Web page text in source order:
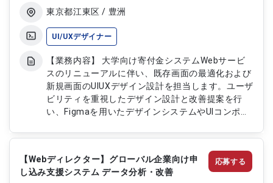
東京都江東区 / 豊洲
UI/UXデザイナー
【業務内容】 大学向け寄付金システムWebサービ
スのリニューアルに伴い、既存画面の最適化および
新規画面のUIUXデザイン設計を担当します。ユーザ
ビリティを重視したデザイン設計と改善提案を行
い、Figmaを用いたデザインシステムやUIコンポー
サービス全体の品質向上に貢献します。 【作業内
容】 ・既存Webサービス画面のデザイン最適化お
よびリニューアル ・新規開発画面のUIUXデザイン
設計 ・ワイヤーフレームおよびプロトタイプ作成
【Webディレクター】グローバル企業向け申
し込み支援システム データ分析・改善
応募する